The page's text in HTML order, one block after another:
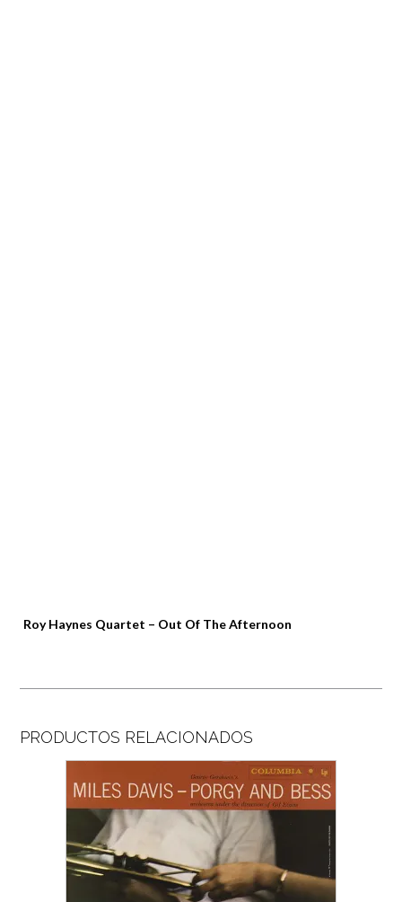
Roy Haynes Quartet – Out Of The Afternoon
PRODUCTOS RELACIONADOS